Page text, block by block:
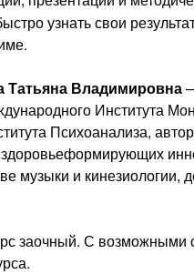
узнать свои
Татьяна Владимировна
Института
Психоанализа,
музыки и кинезиологии,
заочный. С возможными